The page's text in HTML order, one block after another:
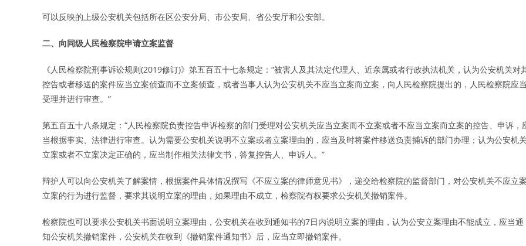
可以反映的上级公安机关包括所在区公安分局、市公安局、省公安厅和公安部。
二、向同级人民检察院申请立案监督
《人民检察院刑事诉讼规则(2019修订)》第五百五十七条规定：“被害人及其法定代理人、近亲属或者行政执法机关，认为公安机关对
控告或者移送的案件应当立案侦查而不立案侦查，或者当事人认为公安机关不应当立案而立案，向人民检察院提出的，人民检察院应当
受理并进行审查。”
第五百五十八条规定：“人民检察院负责控告申诉检察的部门受理对公安机关应当立案而不立案或者不应当立案而立案的控告、申诉，
当根据事实、法律进行审查。认为需要公安机关说明不立案或者立案理由的，应当及时将案件移送负责捕诉的部门办理；认为公安机关
立案或者不立案决定正确的，应当制作相关法律文书，答复控告人、申诉人。”
辩护人可以向公安机关了解案情，根据案件具体情况撰写《不应立案的律师意见书》，递交给检察院的监督部门，对公安机关不应立案
立案的行为进行监督，要求其说明立案的理由，如果理由不成立，检察院有权要求公安机关撤销案件。
检察院也可以要求公安机关书面说明立案理由，公安机关在收到通知书的7日内说明立案的理由，认为公安立案理由不能成立，应当通
知公安机关撤销案件，公安机关在收到《撤销案件通知书》后，应当立即撤销案件。